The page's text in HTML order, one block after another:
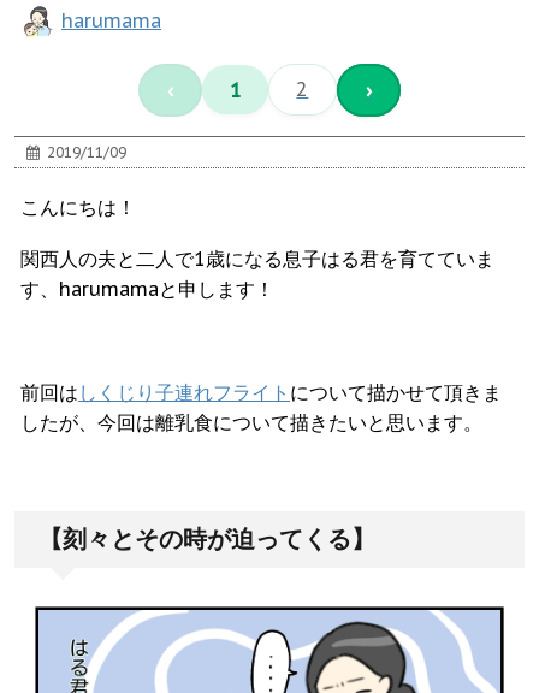
harumama
‹ 1 2 ›
2019/11/09
こんにちは！
関西人の夫と二人で1歳になる息子はる君を育てていま
す、harumamaと申します！
前回は しくじり子連れフライト について描かせて頂きま
したが、今回は離乳食について描きたいと思います。
【刻々とその時が迫ってくる】